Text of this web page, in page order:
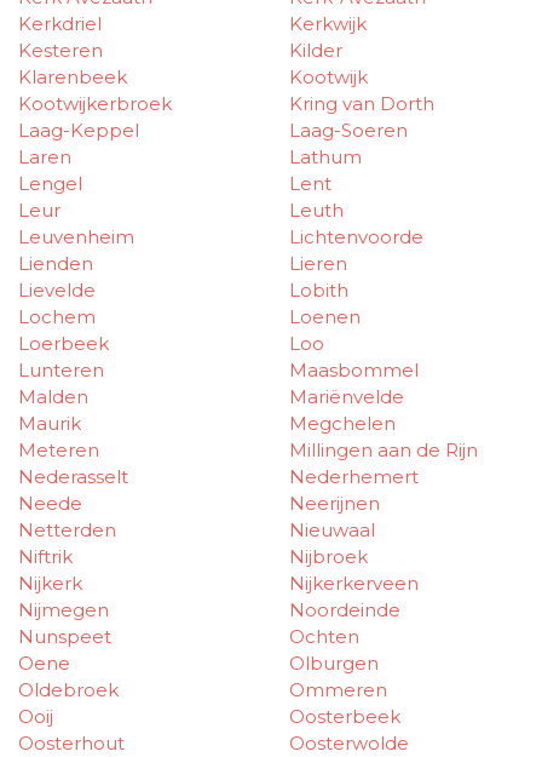
Kerkdriel
Kerkwijk
Kesteren
Kilder
Klarenbeek
Kootwijk
Kootwijkerbroek
Kring van Dorth
Laag-Keppel
Laag-Soeren
Laren
Lathum
Lengel
Lent
Leur
Leuth
Leuvenheim
Lichtenvoorde
Lienden
Lieren
Lievelde
Lobith
Lochem
Loenen
Loerbeek
Loo
Lunteren
Maasbommel
Malden
Mariënvelde
Maurik
Megchelen
Meteren
Millingen aan de Rijn
Nederasselt
Nederhemert
Neede
Neerijnen
Netterden
Nieuwaal
Niftrik
Nijbroek
Nijkerk
Nijkerkerveen
Nijmegen
Noordeinde
Nunspeet
Ochten
Oene
Olburgen
Oldebroek
Ommeren
Ooij
Oosterbeek
Oosterhout
Oosterwolde